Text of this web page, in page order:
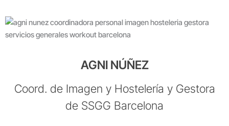
AGNI NÚÑEZ
Coord. de Imagen y Hostelería y Gestora
de SSGG Barcelona